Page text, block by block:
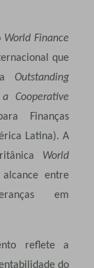
World Finance
que
Outstanding
Cooperative
Finanças
Latina). A
World
entre
em
reflete a
do